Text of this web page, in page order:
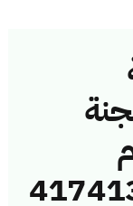
(417413166